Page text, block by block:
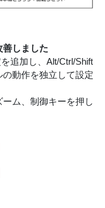
善しました
追加し、Alt/Ctrl/Shift
動作を独立して設定
ム、制御キーを押し